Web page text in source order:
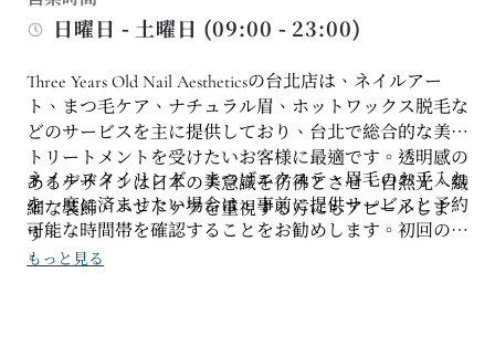
日曜日 - 土曜日 (09:00 - 23:00)
Three Years Old Nail Aestheticsの台北店は、ネイルアー
ト、まつ毛ケア、ナチュラル眉、ホットワックス脱毛な
どのサービスを主に提供しており、台北で総合的な美容
トリートメントを受けたいお客様に最適です。透明感の
あるデザインは日本の美意識を彷彿とさせ、自然光、繊
細な装飾、ハンドケアを重視する方にもアピールしま
す。
ネイルスタイリング、まつげエクステ、眉毛のお手入れ
を一度に済ませたい場合は、事前に提供サービスと予約
可能な時間帯を確認することをお勧めします。初回のご
来店時に、お好みのスタイル、日々の習慣、ご予算など
もっと見る